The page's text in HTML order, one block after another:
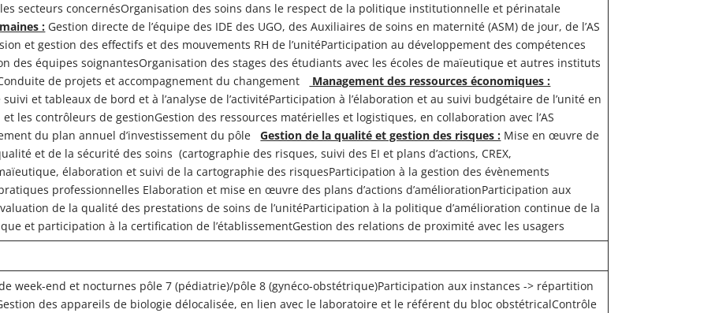
secteurs concernésOrganisation des soins dans le respect de la politique institutionnelle et périnatale
: Gestion directe de l’équipe des IDE des UGO, des Auxiliaires de soins en maternité (ASM) de jour, de l’AS
et gestion des effectifs et des mouvements RH de l’unitéParticipation au développement des compétences
des équipes soignantesOrganisation des stages des étudiants avec les écoles de maïeutique et autres instituts
de projets et accompagnement du changement
Management des ressources économiques :
et tableaux de bord et à l’analyse de l’activitéParticipation à l’élaboration et au suivi budgétaire de l’unité en
les contrôleurs de gestionGestion des ressources matérielles et logistiques, en collaboration avec l’AS
du plan annuel d’investissement du pôleGestion de la qualité et gestion des risques : Mise en œuvre de
et de la sécurité des soins (cartographie des risques, suivi des EI et plans d’actions, CREX,
élaboration et suivi de la cartographie des risquesParticipation à la gestion des évènements
professionnelles Elaboration et mise en œuvre des plans d’actions d’améliorationParticipation aux
de la qualité des prestations de soins de l’unitéParticipation à la politique d’amélioration continue de la
et participation à la certification de l’établissementGestion des relations de proximité avec les usagers
week-end et nocturnes pôle 7 (pédiatrie)/pôle 8 (gynéco-obstétrique)Participation aux instances -> répartition
des appareils de biologie délocalisée, en lien avec le laboratoire et le référent du bloc obstétricalContrôle